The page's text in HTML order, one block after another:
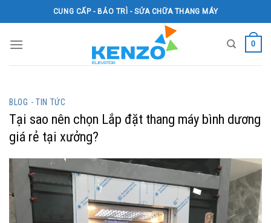
to
CUNG CẤP - BẢO TRÌ - SỬA CHỮA THANG MÁY
0
BLOG - TIN TỨC
Tại sao nên chọn Lắp đặt thang máy bình dương
giá rẻ tại xưởng?